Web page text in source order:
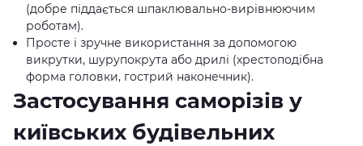
(добре піддається шпаклювально-вирівнюючим
роботам).
Просте і зручне використання за допомогою
викрутки, шурупокрута або дрилі (хрестоподібна
форма головки, гострий наконечник).
Застосування саморізів у
київських будівельних